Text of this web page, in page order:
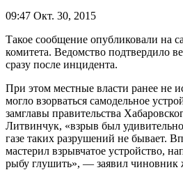
09:47 Окт. 30, 2015
Такое сообщение опубликовали на
комитета. Ведомство подтвердило
сразу после инцидента.
При этом местные власти ранее не
могло взорваться самодельное
замглавы правительства
Литвинчук, «взрыв был
газе таких разрушений не бывает.
мастерил взрывчатое устройство,
рыбу глушить», — заявил чиновник